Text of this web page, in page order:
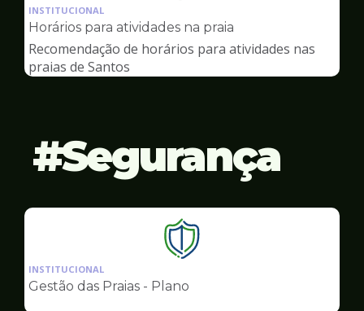
da
pagina
Esportes
INSTITUCIONAL
Horários para atividades na praia
Recomendação de horários para atividades nas
praias de Santos
Segurança
Ilustração
da
pagina
INSTITUCIONAL
Gestão das Praias - Plano